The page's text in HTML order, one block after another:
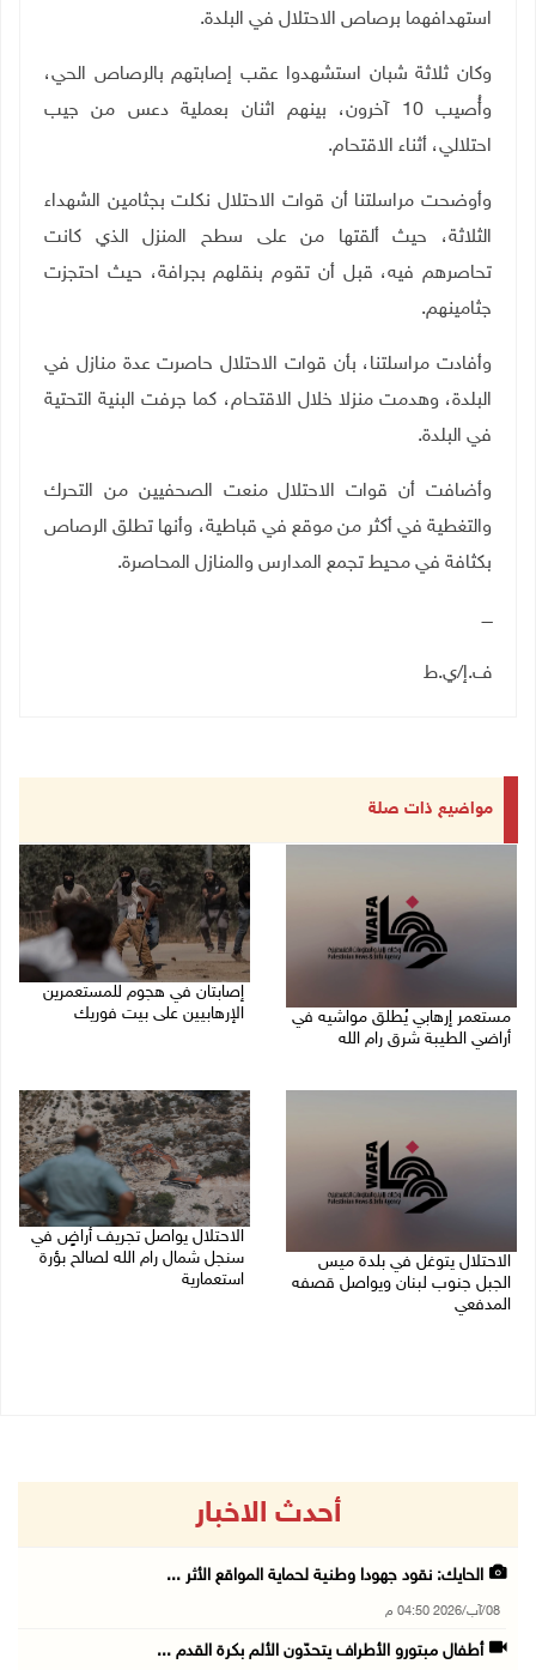
استهدافهما برصاص الاحتلال في البلدة.
وكان ثلاثة شبان استشهدوا عقب إصابتهم بالرصاص الحي،
وأُصيب 10 آخرون، بينهم اثنان بعملية دعس من جيب
احتلالي، أثناء الاقتحام.
وأوضحت مراسلتنا أن قوات الاحتلال نكلت بجثامين الشهداء
الثلاثة، حيث ألقتها من على سطح المنزل الذي كانت
تحاصرهم فيه، قبل أن تقوم بنقلهم بجرافة، حيث احتجزت
جثامينهم.
وأفادت مراسلتنا، بأن قوات الاحتلال حاصرت عدة منازل في
البلدة، وهدمت منزلا خلال الاقتحام، كما جرفت البنية التحتية
في البلدة.
وأضافت أن قوات الاحتلال منعت الصحفيين من التحرك
والتغطية في أكثر من موقع في قباطية، وأنها تطلق الرصاص
بكثافة في محيط تجمع المدارس والمنازل المحاصرة.
ــــ
ف.إ/ي.ط
مواضيع ذات صلة
مستعمر إرهابي يُطلق مواشيه في
أراضي الطيبة شرق رام الله
إصابتان في هجوم للمستعمرين
الإرهابيين على بيت فوريك
الاحتلال يتوغل في بلدة ميس
الجبل جنوب لبنان ويواصل قصفه
المدفعي
الاحتلال يواصل تجريف أراضٍ في
سنجل شمال رام الله لصالح بؤرة
استعمارية
أحدث الاخبار
الحايك: نقود جهودا وطنية لحماية المواقع الأثر ...
08/آب/2026 04:50 م
أطفال مبتورو الأطراف يتحدّون الألم بكرة القدم ...